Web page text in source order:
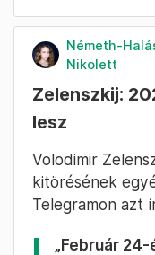
Németh-
Nikolett
Zelenszkij:
lesz
Volodimir
kitörésének
Telegramon azt
„Február